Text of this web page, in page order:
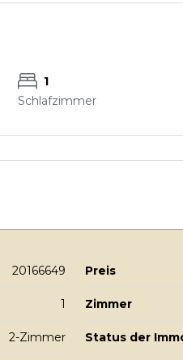
1
Schlafzimmer
20166649 Preis
1 Zimmer
2-Zimmer Status der